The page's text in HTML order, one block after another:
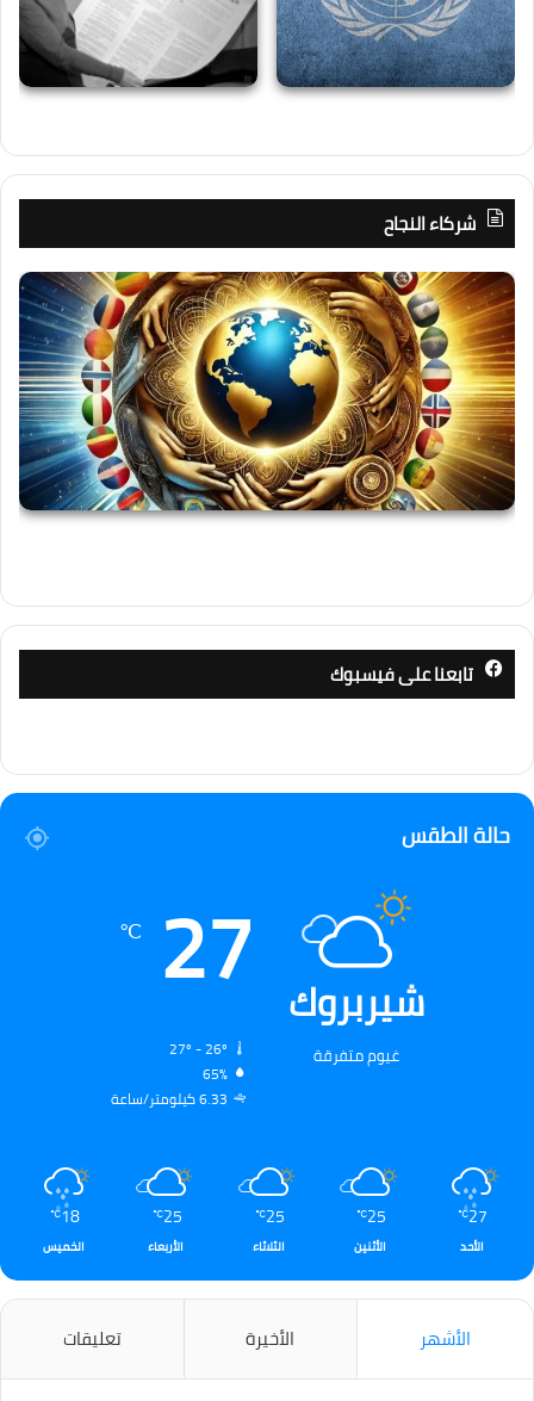
شركاء النجاح
تابعنا على فيسبوك
حالة الطقس
شيربروك
غيوم متفرقة
27
℃
65%
6.33 كيلومتر/ساعة
27
℃
الأحد
25
℃
الأثنين
25
℃
الثلاثاء
25
℃
الأربعاء
18
℃
الخميس
الأشهر الأخيرة تعليقات